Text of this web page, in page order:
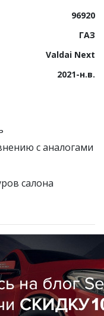
96920
ГАЗ
Valdai Next
2021-н.в.
с аналогами
салона